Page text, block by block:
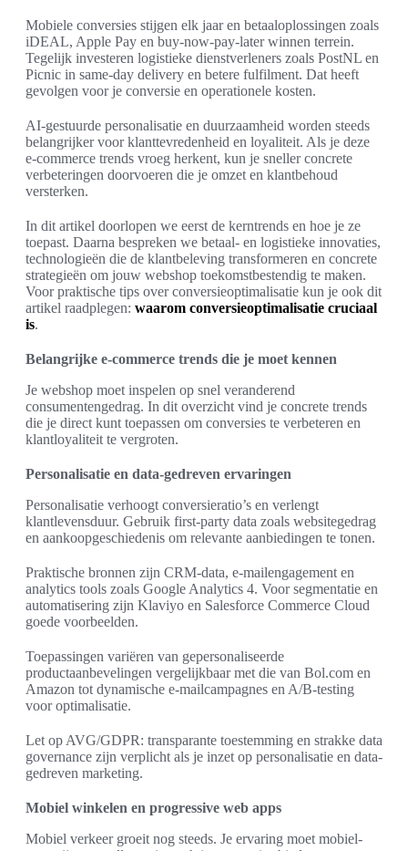
Mobiele conversies stijgen elk jaar en betaaloplossingen zoals
iDEAL, Apple Pay en buy-now-pay-later winnen terrein.
Tegelijk investeren logistieke dienstverleners zoals PostNL en
Picnic in same-day delivery en betere fulfilment. Dat heeft
gevolgen voor je conversie en operationele kosten.
AI-gestuurde personalisatie en duurzaamheid worden steeds
belangrijker voor klanttevredenheid en loyaliteit. Als je deze
e-commerce trends vroeg herkent, kun je sneller concrete
verbeteringen doorvoeren die je omzet en klantbehoud
versterken.
In dit artikel doorlopen we eerst de kerntrends en hoe je ze
toepast. Daarna bespreken we betaal- en logistieke innovaties,
technologieën die de klantbeleving transformeren en concrete
strategieën om jouw webshop toekomstbestendig te maken.
Voor praktische tips over conversieoptimalisatie kun je ook dit
artikel raadplegen: waarom conversieoptimalisatie cruciaal
is.
Belangrijke e-commerce trends die je moet kennen
Je webshop moet inspelen op snel veranderend
consumentengedrag. In dit overzicht vind je concrete trends
die je direct kunt toepassen om conversies te verbeteren en
klantloyaliteit te vergroten.
Personalisatie en data-gedreven ervaringen
Personalisatie verhoogt conversieratio’s en verlengt
klantlevensduur. Gebruik first-party data zoals websitegedrag
en aankoopgeschiedenis om relevante aanbiedingen te tonen.
Praktische bronnen zijn CRM-data, e-mailengagement en
analytics tools zoals Google Analytics 4. Voor segmentatie en
automatisering zijn Klaviyo en Salesforce Commerce Cloud
goede voorbeelden.
Toepassingen variëren van gepersonaliseerde
productaanbevelingen vergelijkbaar met die van Bol.com en
Amazon tot dynamische e-mailcampagnes en A/B-testing
voor optimalisatie.
Let op AVG/GDPR: transparante toestemming en strakke data
governance zijn verplicht als je inzet op personalisatie en data-
gedreven marketing.
Mobiel winkelen en progressive web apps
Mobiel verkeer groeit nog steeds. Je ervaring moet mobiel-